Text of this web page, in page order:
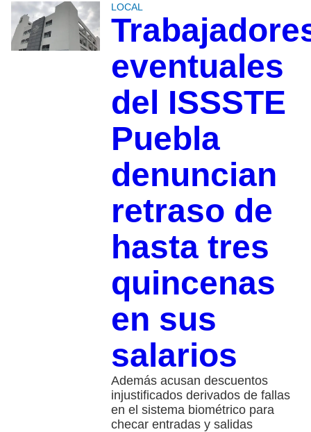
LOCAL
eventuales
del ISSSTE
Puebla
denuncian
retraso de
hasta tres
quincenas
en sus
salarios
Además acusan descuentos
injustificados derivados de fallas
en el sistema biométrico para
checar entradas y salidas